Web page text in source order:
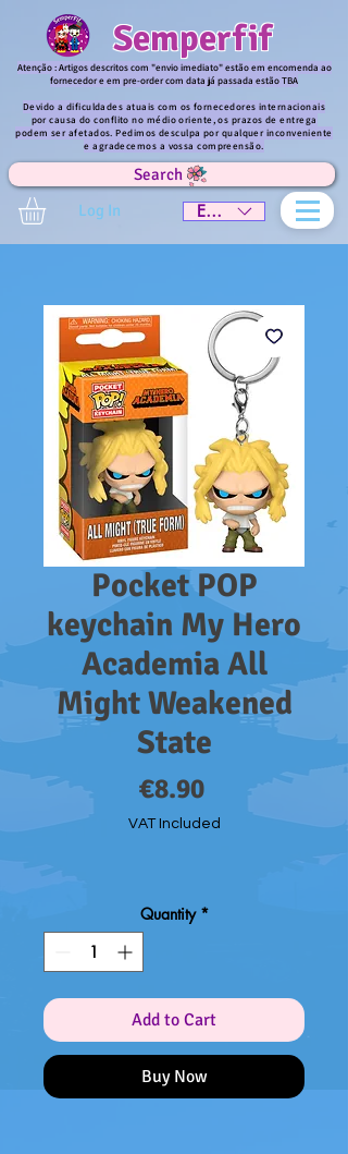
Semperfif
Atenção : Artigos descritos com "envio imediato" estão em encomenda ao
fornecedor e em pre-order com data já passada estão TBA
Devido a dificuldades atuais com os fornecedores internacionais
por causa do conflito no médio oriente, os prazos de entrega
podem ser afetados. Pedimos desculpa por qualquer inconveniente
e agradecemos a vossa compreensão.
Search
Log In
EUR (€)
Pocket POP
keychain My Hero
Academia All
Might Weakened
State
€8.90Price
VAT Included
Quantity *
Add to Cart
Buy Now